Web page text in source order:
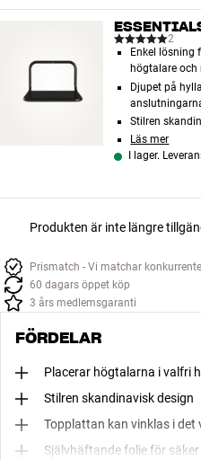
2
Enkel lösning
högtalare
Djupet på
Stilren
Läs mer
I lager.
Produkten är inte längre
Prismatch - Vi matchar
60 dagars öppet köp
3 års medlemsgaranti
FÖRDELAR
Placerar högtalarna i valfri
Stilren skandinavisk design
Topplattan kan vinklas i det
Självhäftande folie för